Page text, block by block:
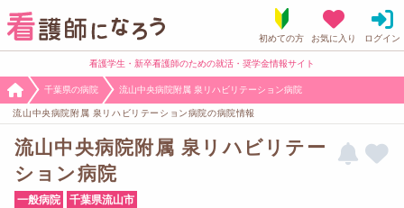
看護学生・新卒看護師のための就活・奨学金情報サイト
千葉県の病院 流山中央病院附属 泉リハビリテーション病院
流山中央病院附属 泉リハビリテーション病院の病院情報
流山中央病院附属 泉リハビリテー
ション病院
一般病院 千葉県流山市